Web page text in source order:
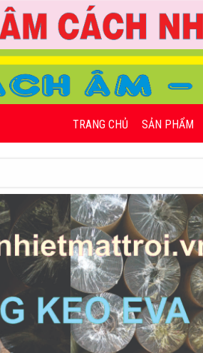
TRANG CHỦ SẢN PHẨM